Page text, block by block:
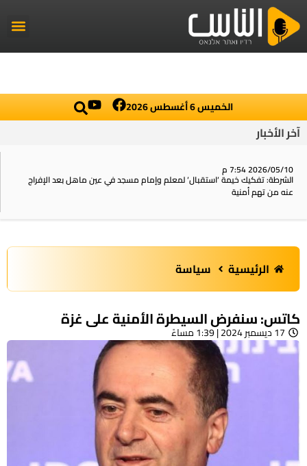
الخميس 6 أغسطس 2026
آخر الأخبار
2026/05/10 7:54 م
الشرطة: تفكيك خيمة ‘استقبال‘ لمعلم وإمام مسجد في عين ماهل بعد الإفراج
عنه من تهم أمنية
الرئيسية سياسة
كاتس: سنفرض السيطرة الأمنية على غزة
17 ديسمبر 2024 | 1:39 مساءً